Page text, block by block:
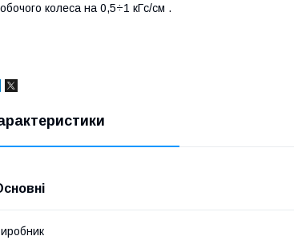
колеса на 0,5÷1 кГс/см .